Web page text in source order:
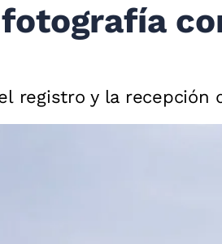
registro y la recepción